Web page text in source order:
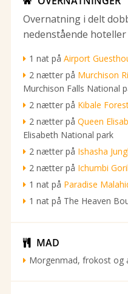
Overnatning i delt
nedenstående
1 nat på Airport
2 nætter på Murchison
Murchison Falls National
2 nætter på Kibale
2 nætter på Queen
Elisabeth National park
2 nætter på Ishasha
2 nætter på Ichumbi
1 nat på Paradise
1 nat på The Heaven
 MAD
Morgenmad, frokost og